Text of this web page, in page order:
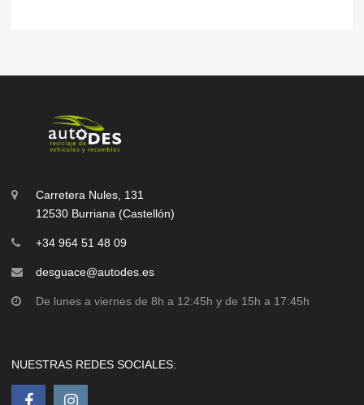
Carretera Nules, 131
12530 Burriana (Castellón)
+34 964 51 48 09
desguace@autodes.es
De lunes a viernes de 8h a 12:45h y de 15h a 17:45h
NUESTRAS REDES SOCIALES: